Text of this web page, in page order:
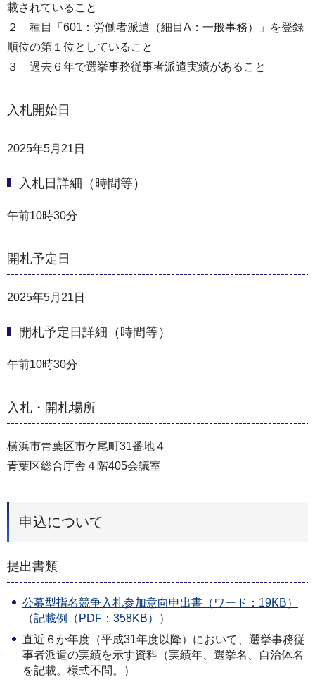
載されていること
２ 種目「601：労働者派遣（細目A：一般事務）」を登録
順位の第１位としていること
３ 過去６年で選挙事務従事者派遣実績があること
入札開始日
2025年5月21日
入札日詳細（時間等）
午前10時30分
開札予定日
2025年5月21日
開札予定日詳細（時間等）
午前10時30分
入札・開札場所
横浜市青葉区市ケ尾町31番地４
青葉区総合庁舎４階405会議室
申込について
提出書類
公募型指名競争入札参加意向申出書（ワード：19KB）
（記載例（PDF：358KB）
）
直近６か年度（平成31年度以降）において、選挙事務従
事者派遣の実績を示す資料（実績年、選挙名、自治体名
を記載。様式不問。）